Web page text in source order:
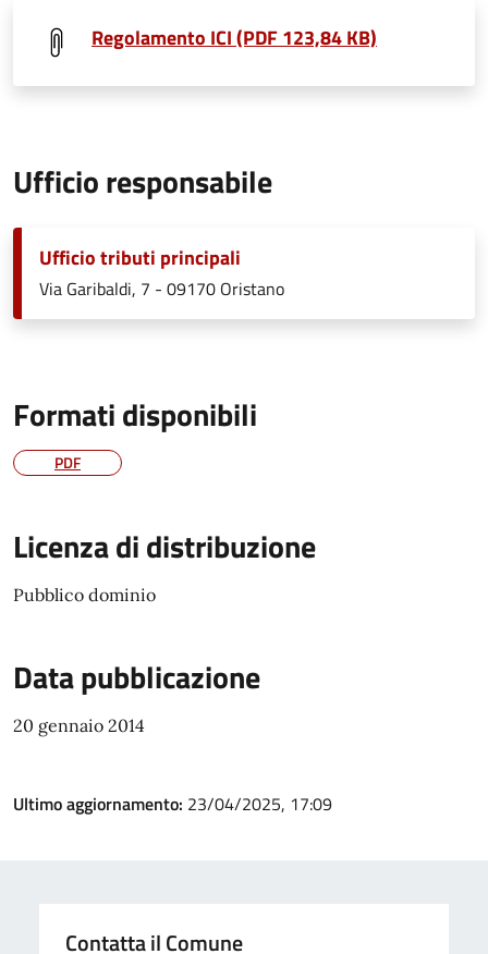
Regolamento ICI (PDF 123,84 KB)
Ufficio responsabile
Ufficio tributi principali
Via Garibaldi, 7 - 09170 Oristano
Formati disponibili
PDF
Licenza di distribuzione
Pubblico dominio
Data pubblicazione
20 gennaio 2014
Ultimo aggiornamento: 23/04/2025, 17:09
Contatta il Comune